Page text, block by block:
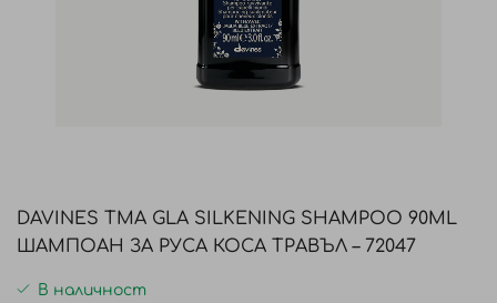
началото
на
галерия
DAVINES TMA GLA SILKENING SHAMPOO 90ML
ШАМПОАН ЗА РУСА КОСА ТРАВЪЛ – 72047
В наличност